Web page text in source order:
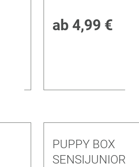
ab 4,99 €
PUPPY BOX
SENSIJUNIOR